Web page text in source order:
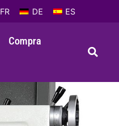
FR DE ES
Compra